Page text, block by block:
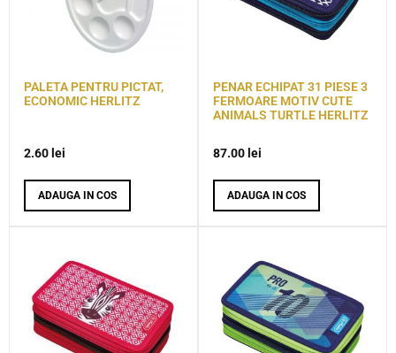
PALETA PENTRU PICTAT,
ECONOMIC HERLITZ
2.60 lei
ADAUGA IN COS
PENAR ECHIPAT 31 PIESE 3
FERMOARE MOTIV CUTE
ANIMALS TURTLE HERLITZ
87.00 lei
ADAUGA IN COS